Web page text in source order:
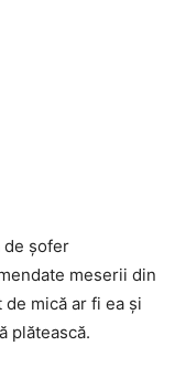
de șofer
meserii din
mică ar fi ea și
plătească.